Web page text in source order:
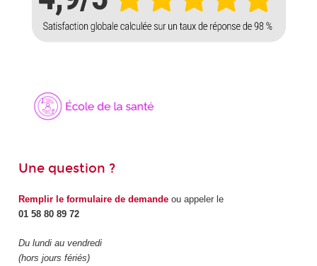
Une question ?
Remplir le formulaire de demandeou appeler le
01 58 80 89 72
Du lundi au vendredi
(hors jours fériés)